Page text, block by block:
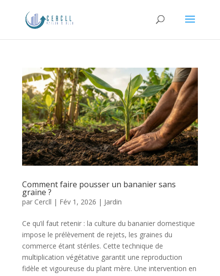
Comment faire pousser un bananier sans
graine ?
par Cercll | Fév 1, 2026 | Jardin
Ce qu’il faut retenir : la culture du bananier domestique
impose le prélèvement de rejets, les graines du
commerce étant stériles. Cette technique de
multiplication végétative garantit une reproduction
fidèle et vigoureuse du plant mère. Une intervention en